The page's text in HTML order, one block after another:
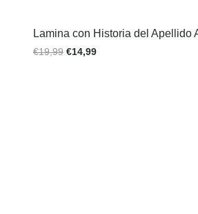
Lamina con Historia del Apellido
€19,99 €14,99